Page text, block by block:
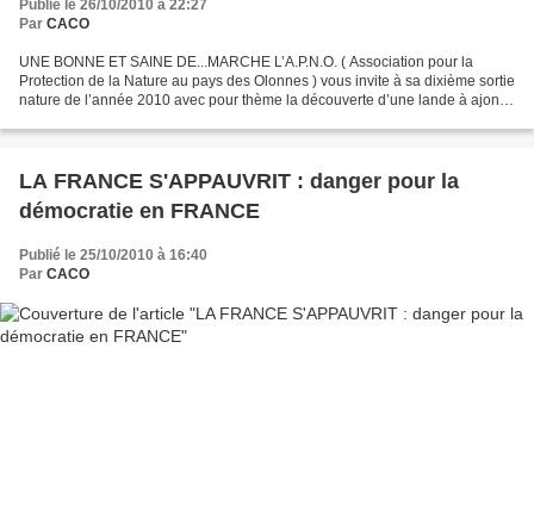
Publié le 26/10/2010 à 22:27
Par CACO
UNE BONNE ET SAINE DE...MARCHE L’A.P.N.O. ( Association pour la
Protection de la Nature au pays des Olonnes ) vous invite à sa dixième sortie
nature de l’année 2010 avec pour thème la découverte d’une lande à ajoncs
LA FRANCE S'APPAUVRIT : danger pour la
démocratie en FRANCE
Publié le 25/10/2010 à 16:40
Par CACO